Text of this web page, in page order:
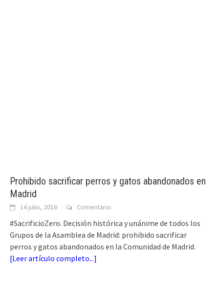
Prohibido sacrificar perros y gatos abandonados en
Madrid
14 julio, 2016 Comentario
#SacrificioZero. Decisión histórica y unánime de todos los
Grupos de la Asamblea de Madrid: prohibido sacrificar
perros y gatos abandonados en la Comunidad de Madrid.
[Leer artículo completo...]